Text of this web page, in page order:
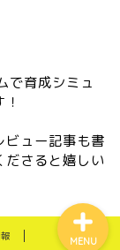
で育成シミュ
ビュー記事も書
さると嬉しい
MENU
がお
介！